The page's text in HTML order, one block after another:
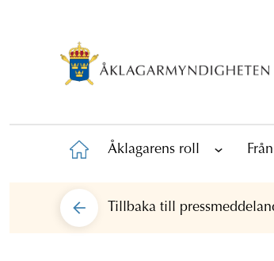
Åklagarens roll
Tillbaka till